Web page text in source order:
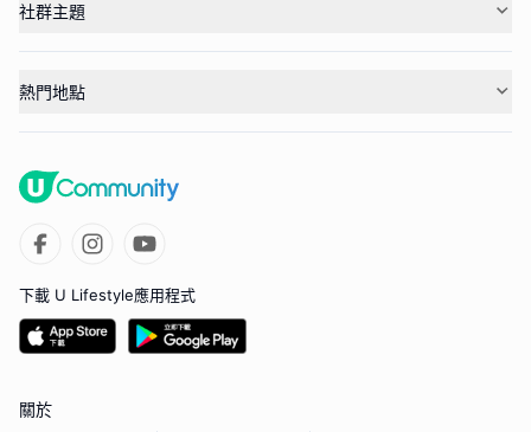
社群主題
熱門地點
下載 U Lifestyle應用程式
關於